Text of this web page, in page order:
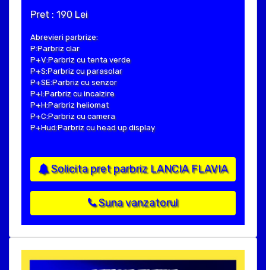
Pret : 190 Lei
Abrevieri parbrize:
P:Parbriz clar
P+V:Parbriz cu tenta verde
P+S:Parbriz cu parasolar
P+SE:Parbriz cu senzor
P+I:Parbriz cu incalzire
P+H:Parbriz heliomat
P+C:Parbriz cu camera
P+Hud:Parbriz cu head up display
Solicita pret parbriz LANCIA FLAVIA
Suna vanzatorul